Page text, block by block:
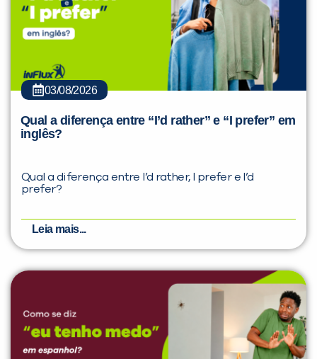
03/08/2026
Qual a diferença entre “I’d rather” e “I prefer” em
inglês?
Qual a diferença entre I’d rather, I prefer e I’d
prefer?
Leia mais...